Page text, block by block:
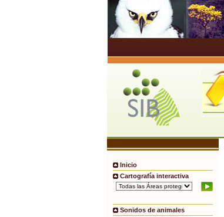
Inicio
Cartografía interactiva
Sonidos de animales